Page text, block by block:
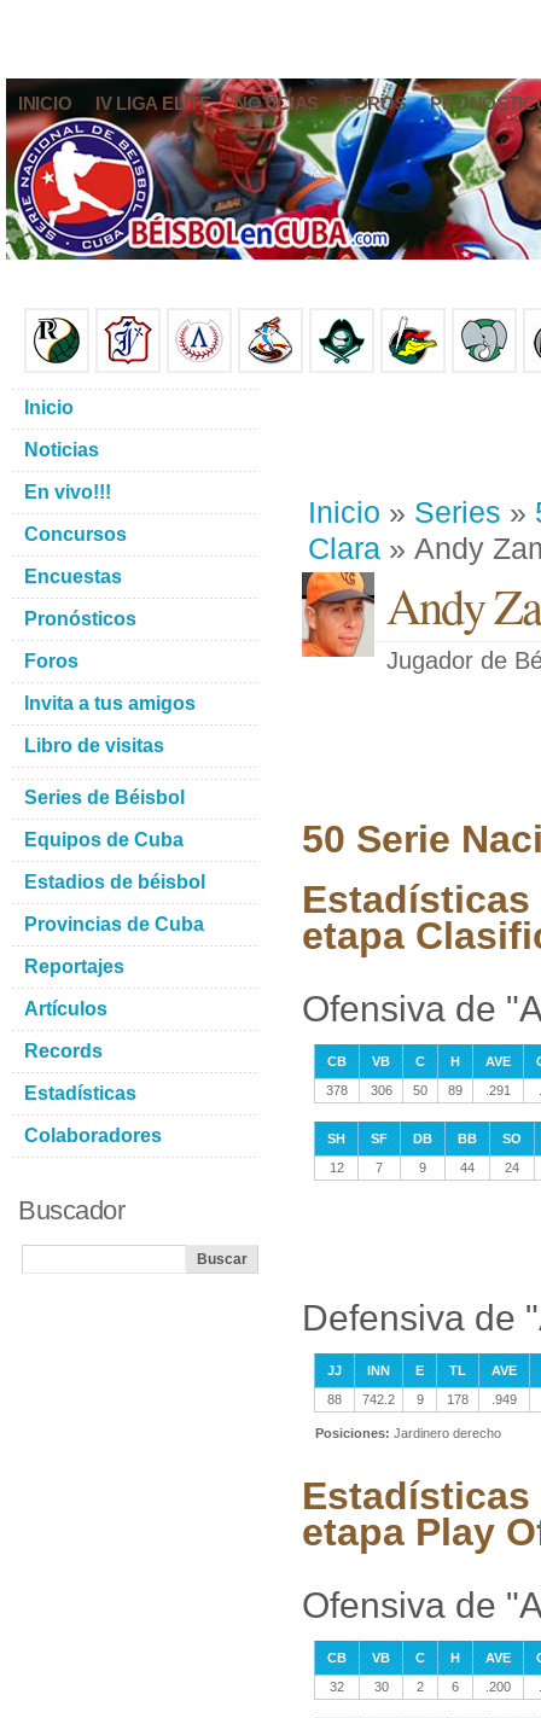
INICIO IV LIGA ELITE NOTICIAS FOROS
Inicio » Series »
Clara » Andy
Andy
Jugador de
50 Serie
Estadísticas
etapa
Ofensiva de
CB VB C H AVE
378
306 50 89 .291
SH SF DB BB
SO
12
7 9 44 24
Defensiva de
JJ INN E TL
AVE
88
742.2 9 178 .949
Posiciones: Jardinero derecho
Estadísticas
etapa Play
Ofensiva de
CB VB C H AVE
32
30 2 6 .200
Inicio
Noticias
En vivo!!!
Concursos
Encuestas
Pronósticos
Foros
Invita a tus amigos
Libro de visitas
Series de Béisbol
Equipos de Cuba
Estadios de béisbol
Provincias de Cuba
Reportajes
Artículos
Records
Estadísticas
Colaboradores
Buscador